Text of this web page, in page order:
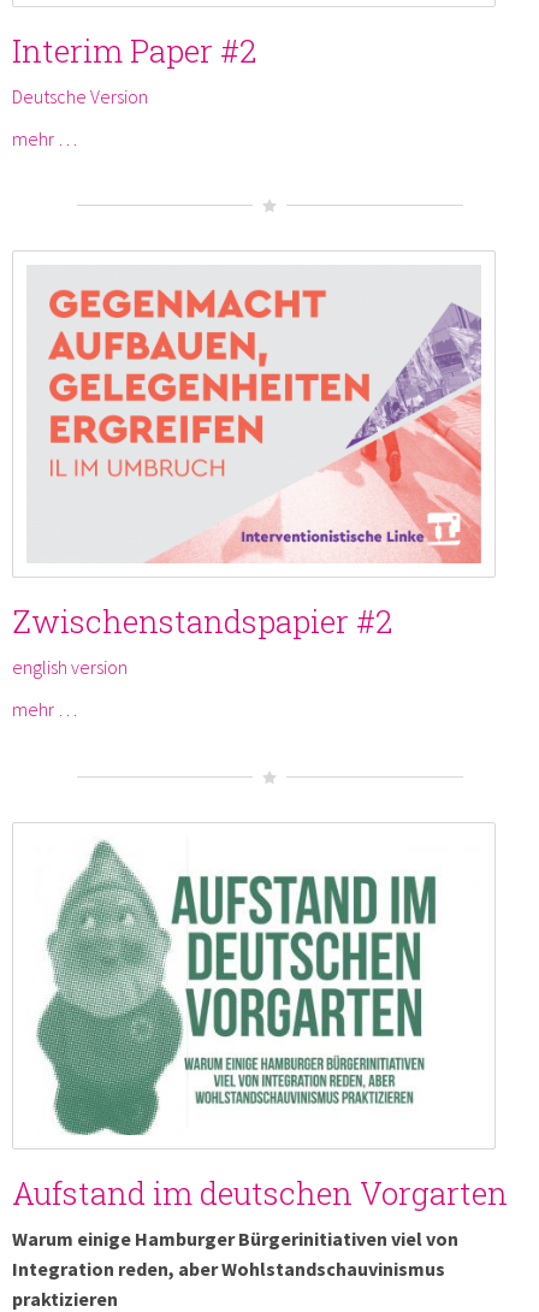
Interim Paper #2
Deutsche Version
mehr …
Zwischenstandspapier #2
english version
mehr …
Aufstand im deutschen Vorgarten
Warum einige Hamburger Bürgerinitiativen viel von
Integration reden, aber Wohlstandschauvinismus
praktizieren